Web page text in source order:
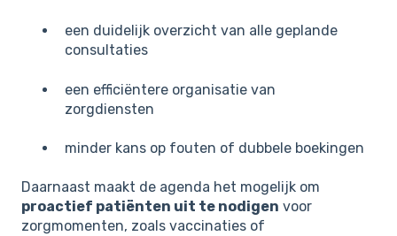
een duidelijk overzicht van alle geplande
consultaties
een efficiëntere organisatie van
zorgdiensten
minder kans op fouten of dubbele boekingen
Daarnaast maakt de agenda het mogelijk om
proactief patiënten uit te nodigen voor
zorgmomenten, zoals vaccinaties of